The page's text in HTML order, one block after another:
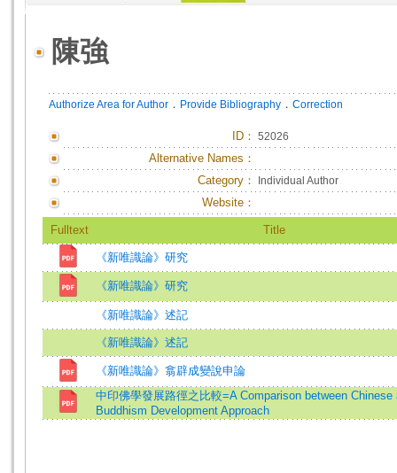
陳強
Authorize Area for Author ． Provide Bibliography ． Correction
ID ： 52026
Alternative Names：
Category：
Individual Author
Website：
Fulltext Title
《新唯識論》研究
《新唯識論》研究
《新唯識論》述記
《新唯識論》述記
《新唯識論》翕辟成變說申論
中印佛學發展路徑之比較=A Comparison between Chinese
Buddhism Development Approach